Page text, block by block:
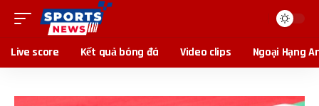
Live score Kết quả bóng đá Video clips Ngoại Hạng